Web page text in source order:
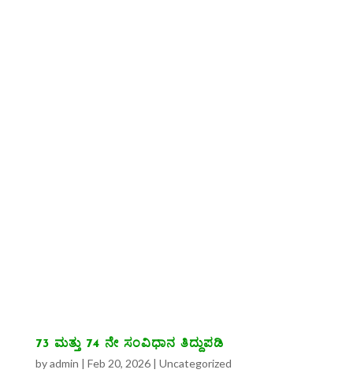
73 ಮತ್ತು 74 ನೇ ಸಂವಿಧಾನ ತಿದ್ದುಪಡಿ
byadmin | Feb 20, 2026| Uncategorized